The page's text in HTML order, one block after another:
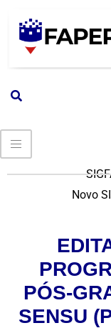
Novo
PÓS-
SENSU